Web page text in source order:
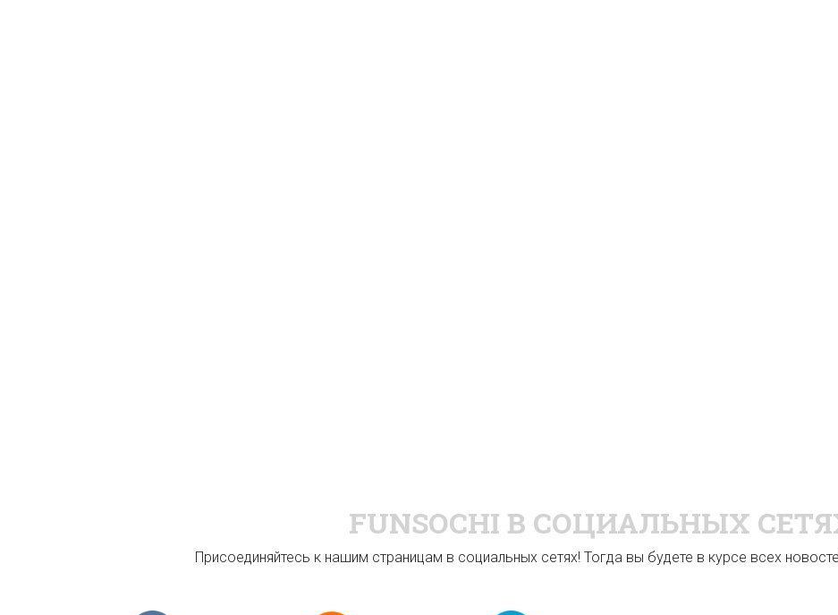
FUNSOCHI В СОЦИАЛЬНЫХ
Присоединяйтесь к нашим страницам в социальных сетях! Тогда вы будете в курсе всех